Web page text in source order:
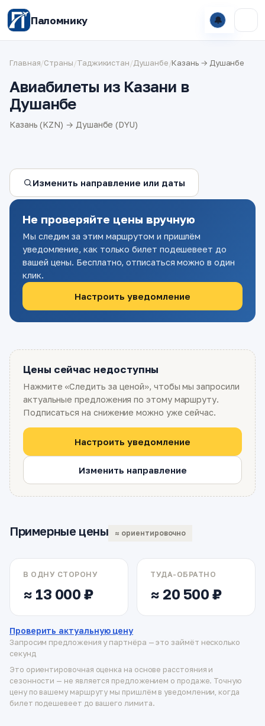
Паломнику 🔔
Главная/Страны/Таджикистан/Душанбе/Казань → Душанбе
Авиабилеты из Казани в
Душанбе
Казань (KZN) → Душанбе (DYU)
Изменить направление или даты
Не проверяйте цены вручную
Мы следим за этим маршрутом и пришлём
уведомление, как только билет подешевеет до
вашей цены. Бесплатно, отписаться можно в один
клик.
Настроить уведомление
Цены сейчас недоступны
Нажмите «Следить за ценой», чтобы мы запросили
актуальные предложения по этому маршруту.
Подписаться на снижение можно уже сейчас.
Настроить уведомление
Изменить направление
Примерные цены ≈ ориентировочно
В ОДНУ СТОРОНУ
≈ 13 000 ₽
ТУДА-ОБРАТНО
≈ 20 500 ₽
Проверить актуальную цену
Запросим предложения у партнёра — это займёт несколько
секунд
Это ориентировочная оценка на основе расстояния и
сезонности — не является предложением о продаже. Точную
цену по вашему маршруту мы пришлём в уведомлении, когда
билет подешевеет до вашего лимита.